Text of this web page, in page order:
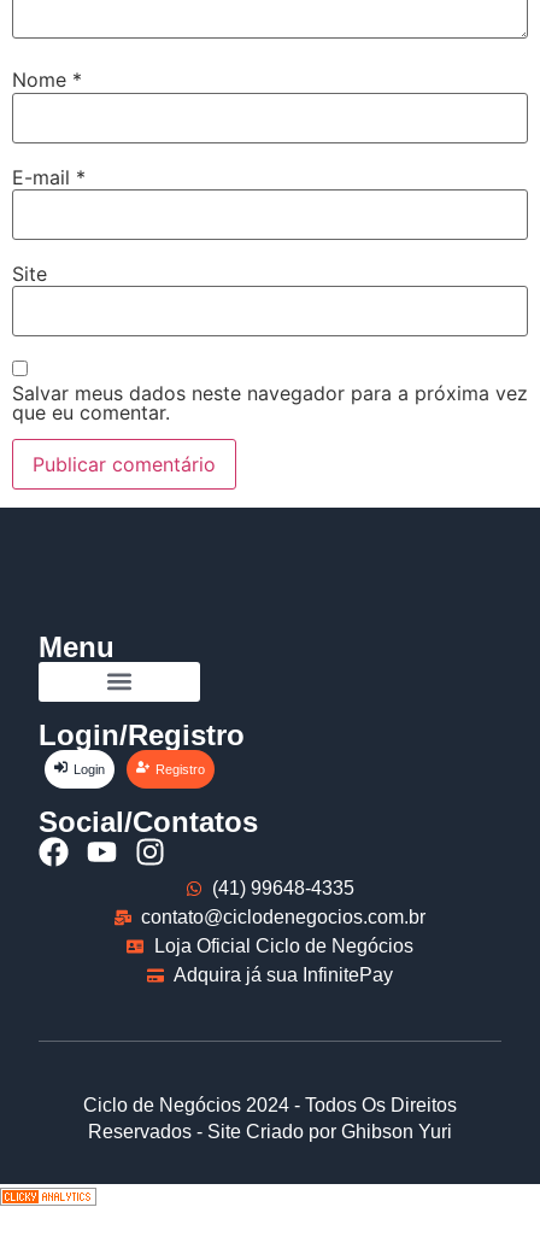
Nome *
E-mail *
Site
Salvar meus dados neste navegador para a próxima vez
que eu comentar.
Menu
Login/Registro
Login Registro
Social/Contatos
(41) 99648-4335
contato@ciclodenegocios.com.br
Loja Oficial Ciclo de Negócios
Adquira já sua InfinitePay
Ciclo de Negócios 2024 - Todos Os Direitos
Reservados - Site Criado por Ghibson Yuri